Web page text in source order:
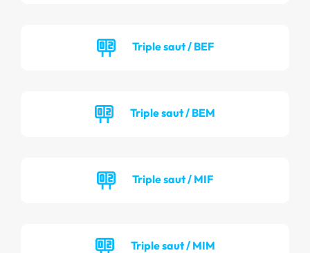
Triple saut / BEF
Triple saut / BEM
Triple saut / MIF
Triple saut / MIM